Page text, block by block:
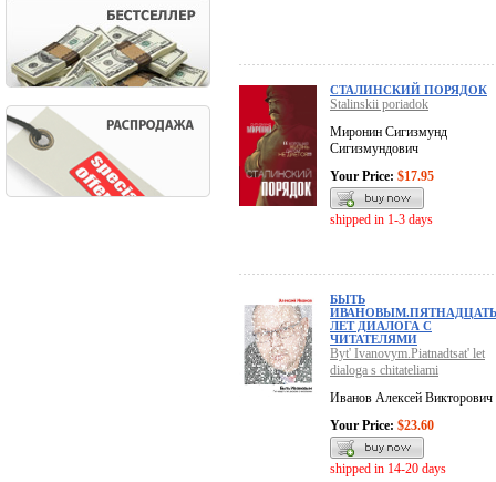
СТАЛИНСКИЙ ПОРЯДОК
Stalinskii poriadok
Миронин Сигизмунд
Сигизмундович
Your Price: $17.95
shipped in 1-3 days
БЫТЬ
ИВАНОВЫМ.ПЯТНАДЦАТЬ
ЛЕТ ДИАЛОГА С
ЧИТАТЕЛЯМИ
Byt' Ivanovym.Piatnadtsat' let
dialoga s chitateliami
Иванов Алексей Викторович
Your Price: $23.60
shipped in 14-20 days